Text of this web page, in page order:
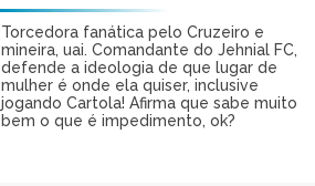
Torcedora fanática pelo Cruzeiro e
mineira, uai. Comandante do Jehnial FC,
defende a ideologia de que lugar de
mulher é onde ela quiser, inclusive
jogando Cartola! Afirma que sabe muito
bem o que é impedimento, ok?